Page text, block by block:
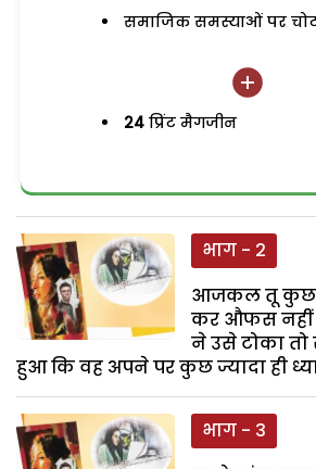
समाजिक समस्याओं पर
24 प्रिंट मैगजीन
भाग - 2
आजकल तू कुछ
कर औफस नहीं
ने उसे टोका
हुआ कि वह अपने पर कुछ ज्यादा ही
भाग - 3